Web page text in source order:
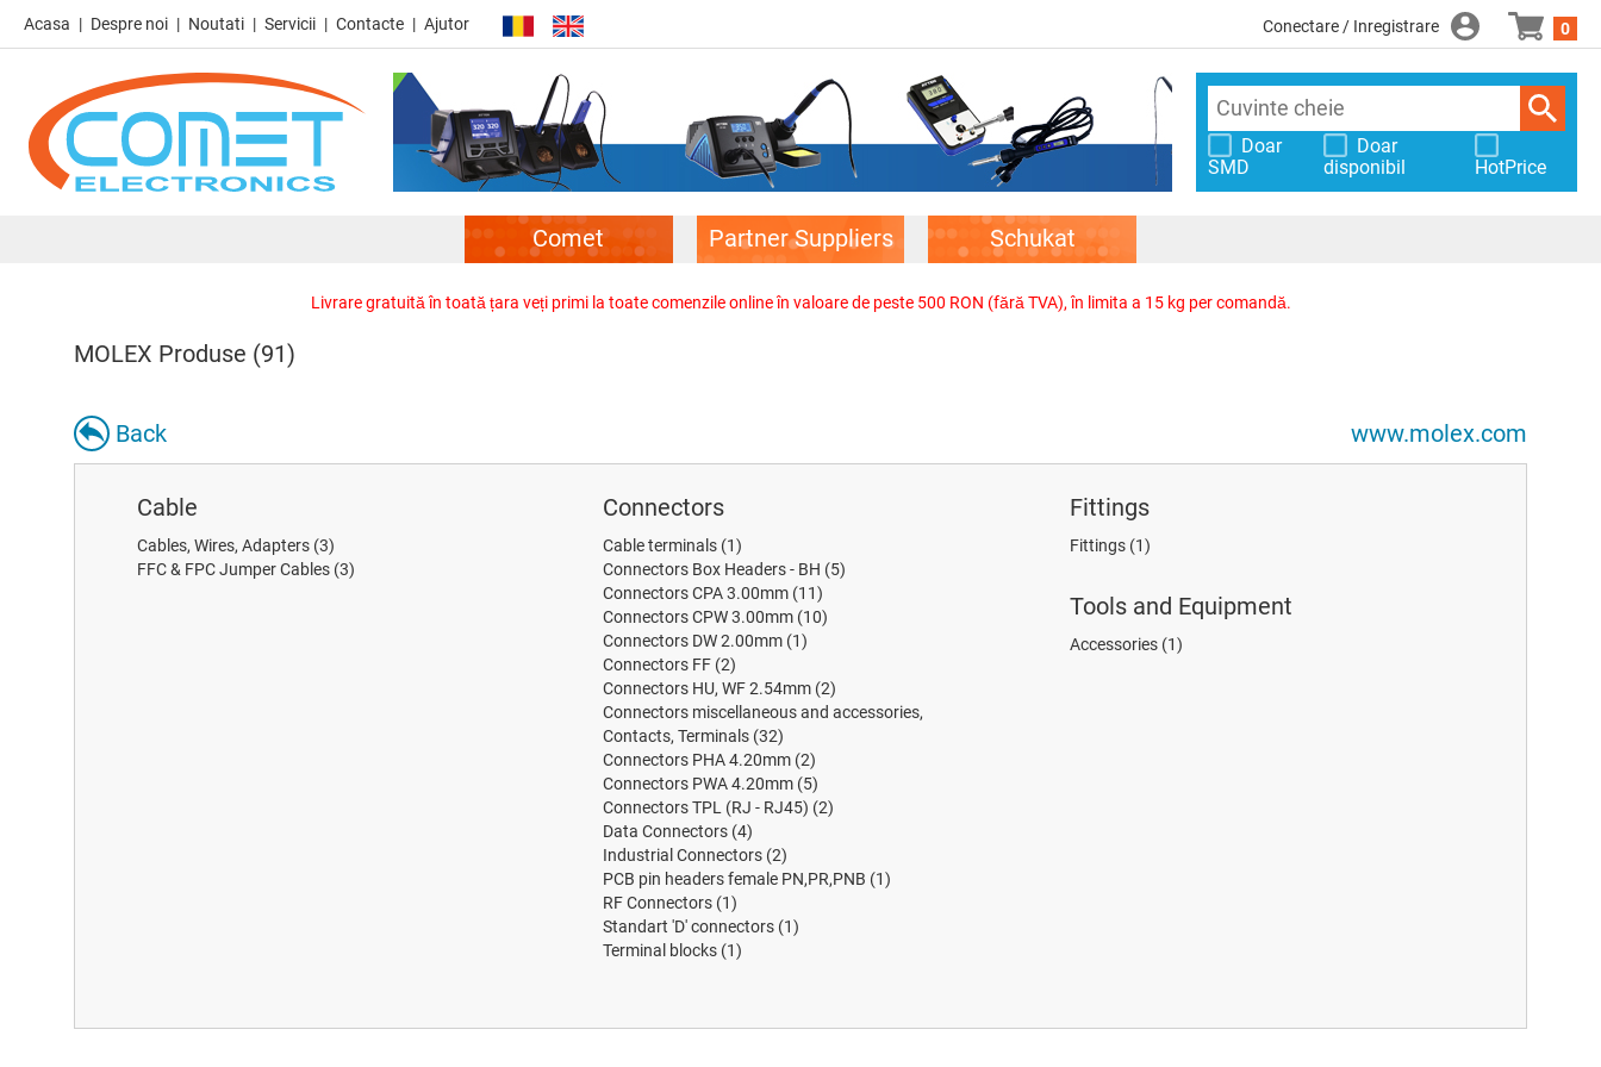
Acasa Despre noi Noutati Servicii Contacte Ajutor Conectare / Inregistrare 0
Doar
SMD
Doar
disponibil
HotPrice
Comet Partner Suppliers Schukat
Livrare gratuită în toată țara veți primi la toate comenzile online în valoare de peste 500 RON (fără TVA), în limita a 15 kg per comandă.
MOLEX Produse (91)
Back www.molex.com
Cable
Cables, Wires, Adapters (3)
FFC & FPC Jumper Cables (3)
Connectors
Cable terminals (1)
Connectors Box Headers - BH (5)
Connectors CPA 3.00mm (11)
Connectors CPW 3.00mm (10)
Connectors DW 2.00mm (1)
Connectors FF (2)
Connectors HU, WF 2.54mm (2)
Connectors miscellaneous and accessories,
Contacts, Terminals (32)
Connectors PHA 4.20mm (2)
Connectors PWA 4.20mm (5)
Connectors TPL (RJ - RJ45) (2)
Data Connectors (4)
Industrial Connectors (2)
PCB pin headers female PN,PR,PNB (1)
RF Connectors (1)
Standart 'D' connectors (1)
Terminal blocks (1)
Fittings
Fittings (1)
Tools and Equipment
Accessories (1)